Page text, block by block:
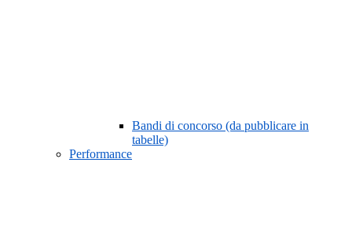
Bandi di concorso (da pubblicare in
tabelle)
Performance